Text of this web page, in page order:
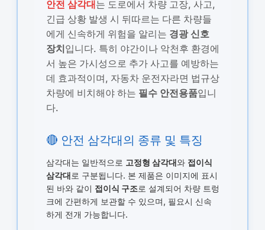
안전 삼각대는 도로에서 차량 고장, 사고,
긴급 상황 발생 시 뒤따르는 다른 차량들
에게 신속하게 위험을 알리는 경광 신호
장치입니다. 특히 야간이나 악천후 환경에
서 높은 가시성으로 추가 사고를 예방하는
데 효과적이며, 자동차 운전자라면 법규상
차량에 비치해야 하는 필수 안전용품입니
다.
🔴 안전 삼각대의 종류 및 특징
삼각대는 일반적으로 고정형 삼각대와 접이식
삼각대로 구분됩니다. 본 제품은 이미지에 표시
된 바와 같이 접이식 구조로 설계되어 차량 트렁
크에 간편하게 보관할 수 있으며, 필요시 신속
하게 전개 가능합니다.